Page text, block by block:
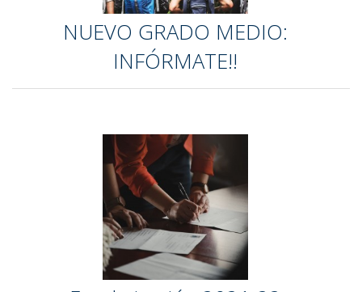
NUEVO GRADO MEDIO:
INFÓRMATE!!